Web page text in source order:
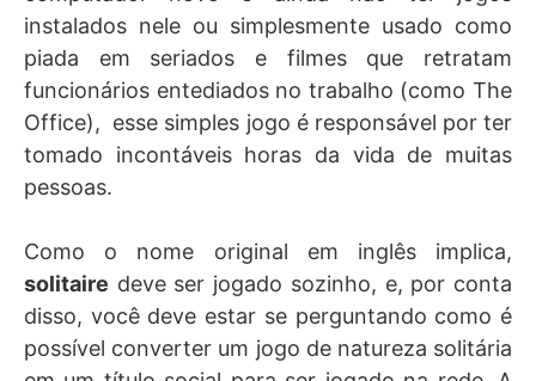
instalados nele ou simplesmente usado como
piada em seriados e filmes que retratam
funcionários entediados no trabalho (como The
Office), esse simples jogo é responsável por ter
tomado incontáveis horas da vida de muitas
pessoas.
Como o nome original em inglês implica,
solitaire deve ser jogado sozinho, e, por conta
disso, você deve estar se perguntando como é
possível converter um jogo de natureza solitária